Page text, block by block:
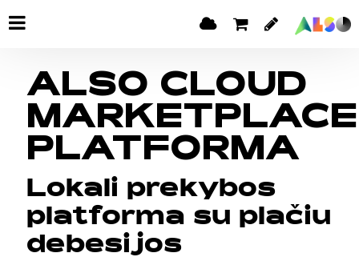
ALSO CLOUD
MARKETPLACE
PLATFORMA
Lokali prekybos
platforma su plačiu
debesijos